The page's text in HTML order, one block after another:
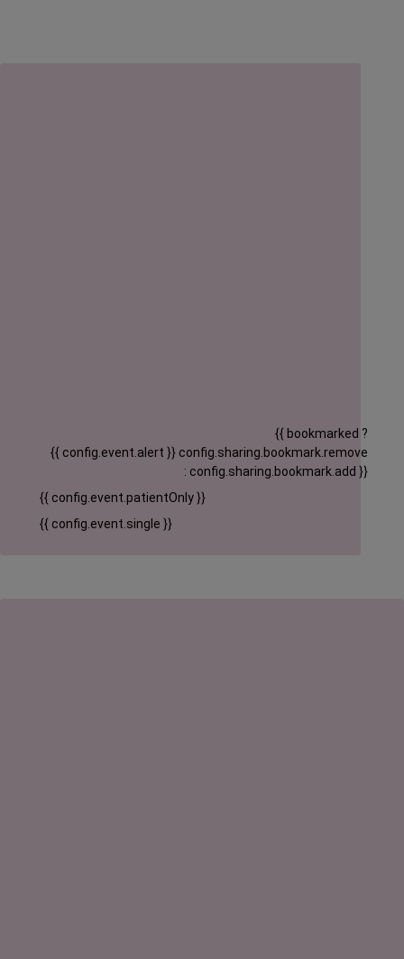
{{ config.event.alert }}
{{ bookmarked ?
config.sharing.bookmark.remove
: config.sharing.bookmark.add }}
{{ config.event.patientOnly }}
{{ config.event.single }}